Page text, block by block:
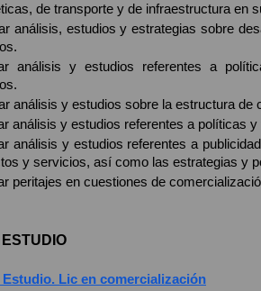
de transporte y de infraestructura en
análisis, estudios y estrategias sobre
análisis y estudios referentes a
análisis y estudios sobre la estructura
análisis y estudios referentes a políticas
análisis y estudios referentes a
y servicios, así como las estrategias y
peritajes en cuestiones de
Estudio. Lic en comercialización